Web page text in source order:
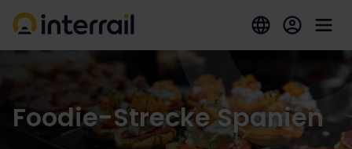
Foodie-Strecke Spanien